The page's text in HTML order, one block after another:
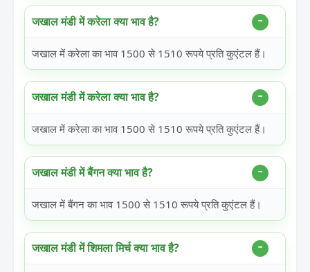
जखाल मंडी में करेला क्या भाव है?
जखाल में करेला का भाव 1500 से 1510 रूपये प्रति कुएंटल हैं।
जखाल मंडी में करेला क्या भाव है?
जखाल में करेला का भाव 1500 से 1510 रूपये प्रति कुएंटल हैं।
जखाल मंडी में बैंगन क्या भाव है?
जखाल में बैंगन का भाव 1500 से 1510 रूपये प्रति कुएंटल हैं।
जखाल मंडी में शिमला मिर्च क्या भाव है?